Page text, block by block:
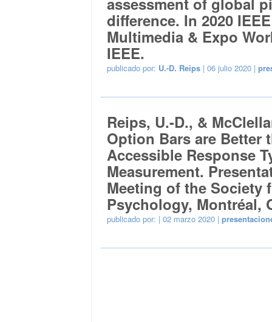
difference. In 2020
Multimedia & Expo
IEEE.
publicado por: U.-D. Reips | 06 julio 2020 |
Reips, U.-D., &
Option Bars are Better
Accessible Response
Measurement.
Meeting of the Society
Psychology, Montréal,
publicado por: | 02 marzo 2020 |